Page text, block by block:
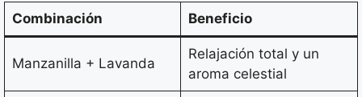
Combinación Beneficio
Manzanilla + Lavanda
Relajación total y un
aroma celestial